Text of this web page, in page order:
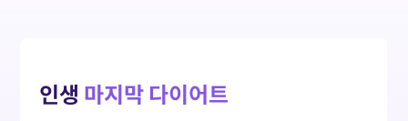
인생 마지막 다이어트